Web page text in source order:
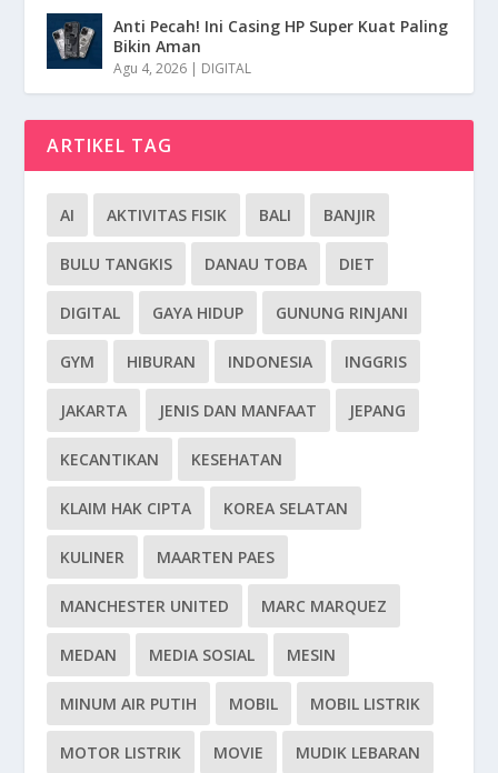
Anti Pecah! Ini Casing HP Super Kuat Paling
Bikin Aman
Agu 4, 2026 DIGITAL
ARTIKEL TAG
AI AKTIVITAS FISIK BALI BANJIR
BULU TANGKIS DANAU TOBA DIET
DIGITAL GAYA HIDUP GUNUNG RINJANI
GYM HIBURAN INDONESIA INGGRIS
JAKARTA JENIS DAN MANFAAT JEPANG
KECANTIKAN KESEHATAN
KLAIM HAK CIPTA KOREA SELATAN
KULINER MAARTEN PAES
MANCHESTER UNITED MARC MARQUEZ
MEDAN MEDIA SOSIAL MESIN
MINUM AIR PUTIH MOBIL MOBIL LISTRIK
MOTOR LISTRIK MOVIE MUDIK LEBARAN